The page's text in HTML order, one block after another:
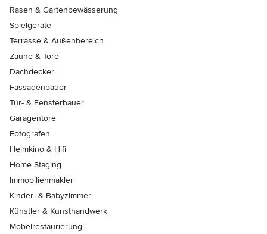
Rasen & Gartenbewässerung
Spielgeräte
Terrasse & Außenbereich
Zäune & Tore
Dachdecker
Fassadenbauer
Tür- & Fensterbauer
Garagentore
Fotografen
Heimkino & Hifi
Home Staging
Immobilienmakler
Kinder- & Babyzimmer
Künstler & Kunsthandwerk
Möbelrestaurierung